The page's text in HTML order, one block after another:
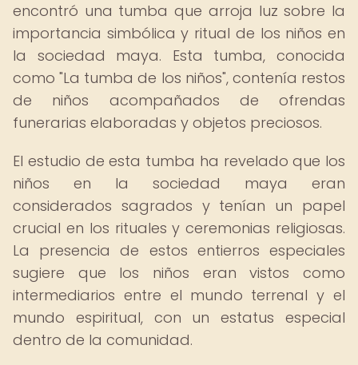
encontró una tumba que arroja luz sobre la
importancia simbólica y ritual de los niños en
la sociedad maya. Esta tumba, conocida
como "La tumba de los niños", contenía restos
de niños acompañados de ofrendas
funerarias elaboradas y objetos preciosos.
El estudio de esta tumba ha revelado que los
niños en la sociedad maya eran
considerados sagrados y tenían un papel
crucial en los rituales y ceremonias religiosas.
La presencia de estos entierros especiales
sugiere que los niños eran vistos como
intermediarios entre el mundo terrenal y el
mundo espiritual, con un estatus especial
dentro de la comunidad.